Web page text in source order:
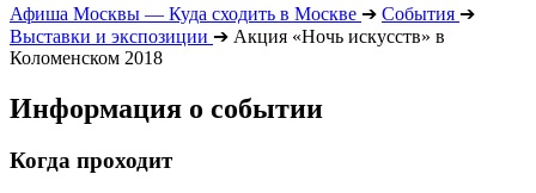
Афиша Москвы — Куда сходить в Москве ➔ События ➔
Выставки и экспозиции ➔ Акция «Ночь искусств» в
Коломенском 2018
Информация о событии
Когда проходит